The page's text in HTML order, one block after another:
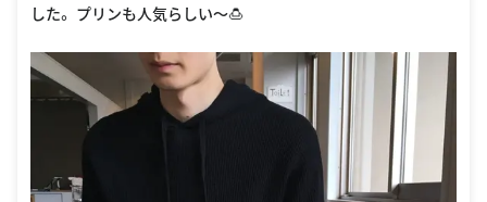
した。 プリンも人気らしい〜🍮